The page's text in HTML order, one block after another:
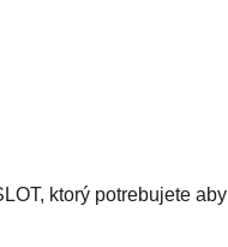
ktorý potrebujete aby